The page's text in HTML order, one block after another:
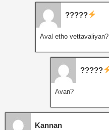
?????
Aval etho vettavaliyan?
?????
Avan?
Kannan